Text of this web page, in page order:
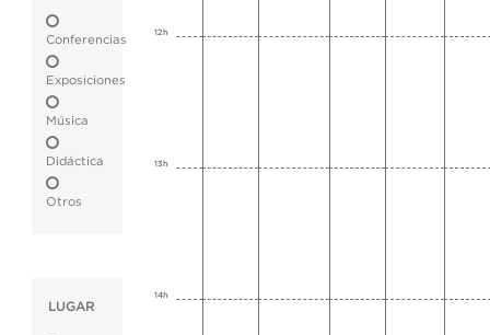
Conferencias
Exposiciones
Música
Didáctica
Otros
LUGAR
12h
13h
14h